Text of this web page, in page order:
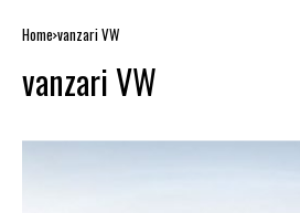
Home vanzari VW
vanzari VW